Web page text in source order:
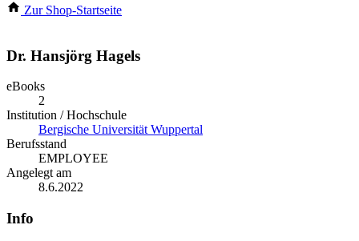
Zur Shop-Startseite
Dr. Hansjörg Hagels
eBooks
2
Institution / Hochschule
Bergische Universität Wuppertal
Berufsstand
EMPLOYEE
Angelegt am
8.6.2022
Info